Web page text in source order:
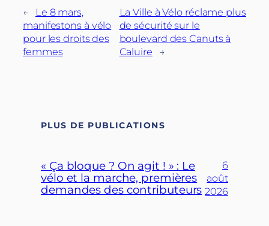
←
Le 8 mars,
manifestons à vélo
pour les droits des
femmes
La Ville à Vélo réclame plus
de sécurité sur le
boulevard des Canuts à
Caluire
→
PLUS DE PUBLICATIONS
« Ça bloque ? On agit ! » : Le
vélo et la marche, premières
demandes des contributeurs
6
août
2026